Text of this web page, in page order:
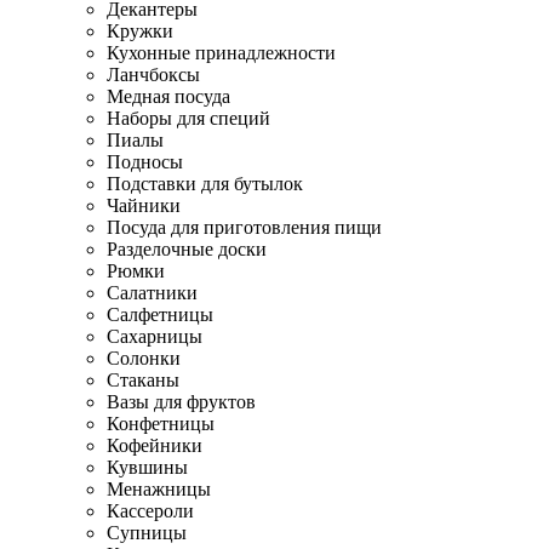
Декантеры
Кружки
Кухонные принадлежности
Ланчбоксы
Медная посуда
Наборы для специй
Пиалы
Подносы
Подставки для бутылок
Чайники
Посуда для приготовления пищи
Разделочные доски
Рюмки
Салатники
Салфетницы
Сахарницы
Солонки
Стаканы
Вазы для фруктов
Конфетницы
Кофейники
Кувшины
Менажницы
Кассероли
Супницы